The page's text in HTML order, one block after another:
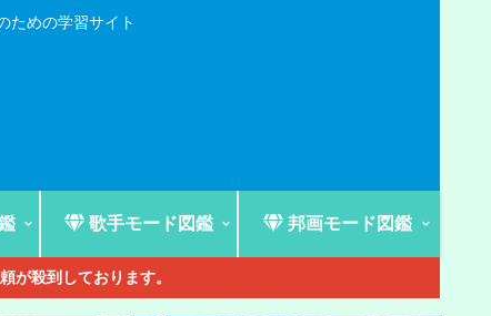
ための学習サイト
歌手モード図鑑 邦画モード図鑑
が殺到しております。